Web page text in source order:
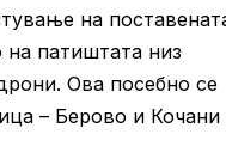
на
на патиштата низ
Ова посебно се
– Берово и Кочани